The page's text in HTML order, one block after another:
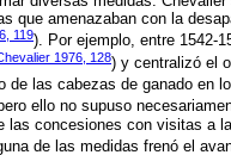
que amenazaban con la
119). Por ejemplo, entre 1542-
1976, 128) y centralizó el
de las cabezas de ganado en
ello no supuso
las concesiones con visitas a
de las medidas frenó el